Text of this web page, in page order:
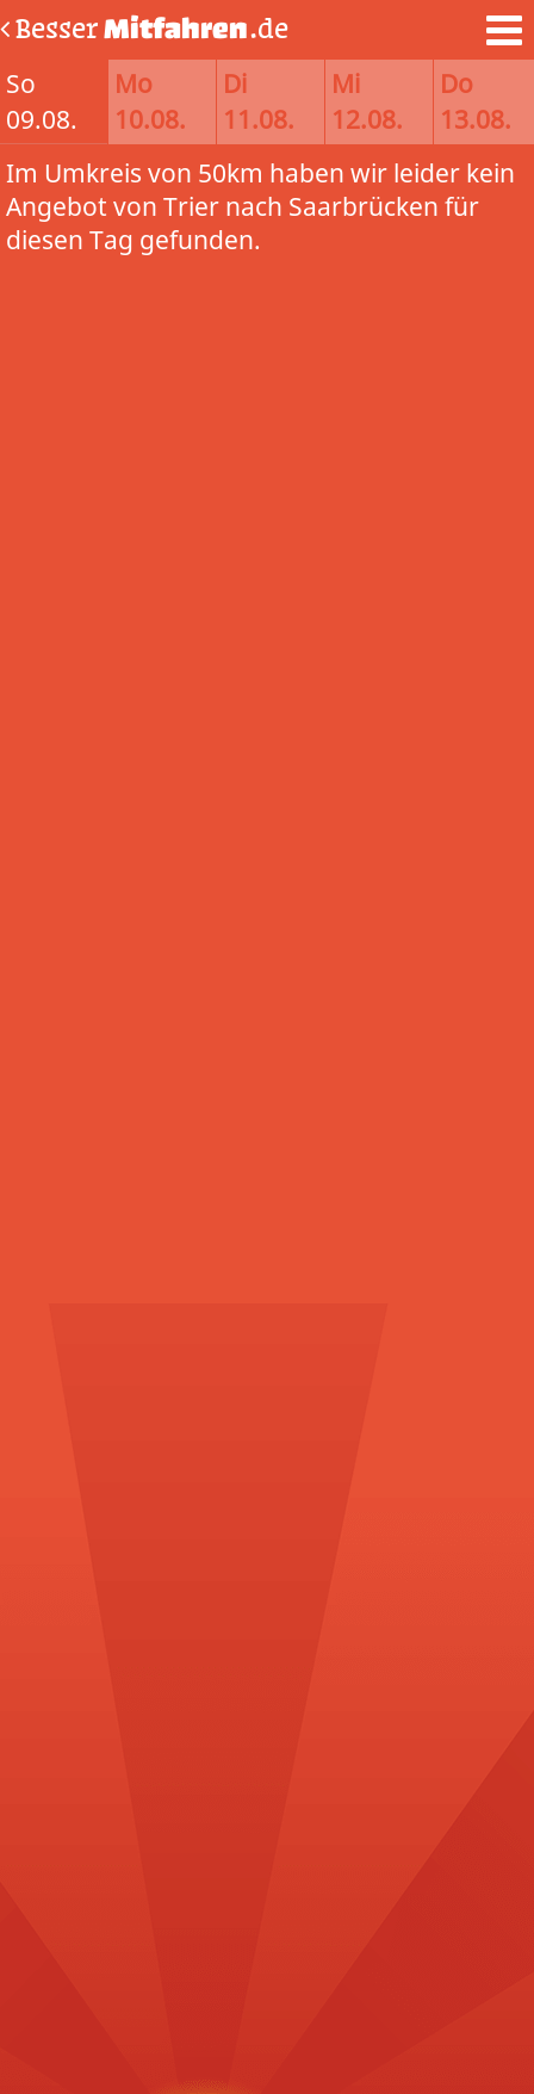
BesserMitfahren.de
So
09.08.
Mo
10.08.
Di
11.08.
Mi
12.08.
Do
13.08.
Im Umkreis von 50km haben wir leider kein
Angebot von Trier nach Saarbrücken für
diesen Tag gefunden.